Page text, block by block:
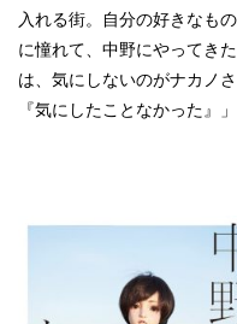
入れる街。自分の好きなも
に憧れて、中野にやってき
は、気にしないのがナカノ
『気にしたことなかった』